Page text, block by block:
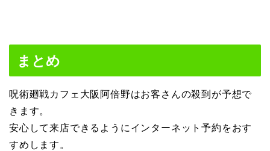
まとめ
呪術廻戦カフェ大阪阿倍野はお客さんの殺到が予想で
きます。
安心して来店できるようにインターネット予約をおす
すめします。